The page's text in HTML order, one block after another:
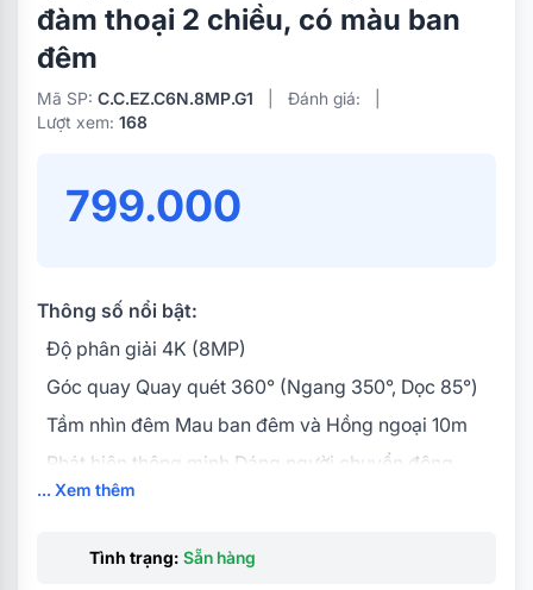
đàm thoại 2 chiều, có màu ban
đêm
Mã SP: C.C.EZ.C6N.8MP.G1 Đánh giá:
Lượt xem: 168
799.000
Thông số nổi bật:
Độ phân giải 4K (8MP)
Góc quay Quay quét 360° (Ngang 350°, Dọc 85°)
Tầm nhìn đêm Mau ban đêm và Hồng ngoại 10m
Phát hiện thông minh Dáng người chuyển động....
Âm thanh Đàm thoại hai chiều
... Xem thêm
Tình trạng: Sẵn hàng